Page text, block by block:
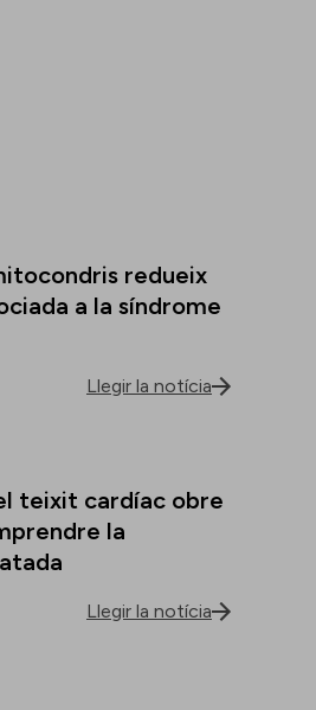
redueix
a la síndrome
Llegir la notícia
teixit cardíac obre
la
Llegir la notícia